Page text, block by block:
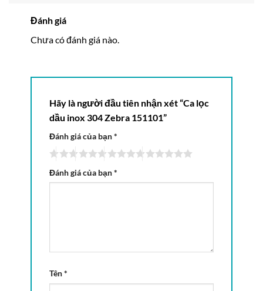
Đánh giá
Chưa có đánh giá nào.
Hãy là người đầu tiên nhận xét “Ca lọc
dầu inox 304 Zebra 151101”
Đánh giá của bạn*
Đánh giá của bạn*
Tên*